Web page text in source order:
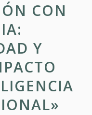
CON
Y